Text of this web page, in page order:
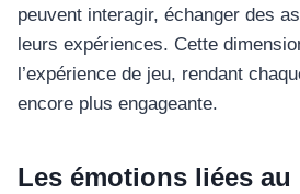
peuvent interagir, échanger des
leurs expériences. Cette
l’expérience de jeu, rendant
encore plus engageante.
Les émotions liées